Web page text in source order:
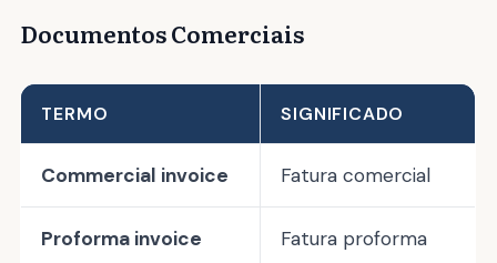
Documentos Comerciais
TERMO SIGNIFICADO
Commercial invoice Fatura comercial
Proforma invoice Fatura proforma